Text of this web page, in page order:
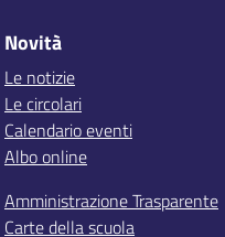
Novità
Le notizie
Le circolari
Calendario eventi
Albo online
Amministrazione Trasparente
Carte della scuola